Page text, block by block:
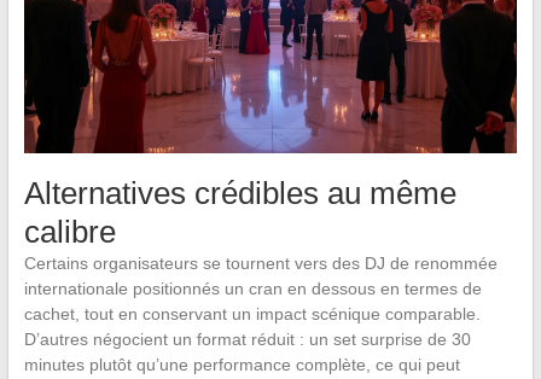
Alternatives crédibles au même
calibre
Certains organisateurs se tournent vers des DJ de renommée
internationale positionnés un cran en dessous en termes de
cachet, tout en conservant un impact scénique comparable.
D’autres négocient un format réduit : un set surprise de 30
minutes plutôt qu’une performance complète, ce qui peut